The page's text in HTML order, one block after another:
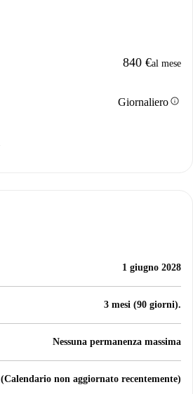
840 €al mese
Giornalieroinfo
1 giugno 2028
3 mesi (90 giorni).
Nessuna permanenza massima
(Calendario non aggiornato recentemente)